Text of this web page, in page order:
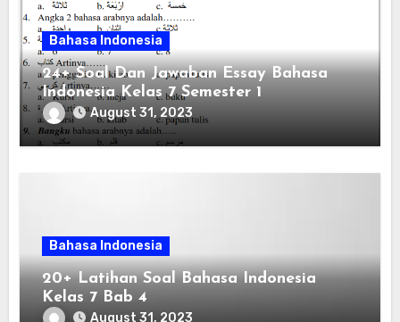
Bahasa Indonesia
24+ Soal Dan Jawaban Essay Bahasa
Indonesia Kelas 7 Semester 1
August 31, 2023
Bahasa Indonesia
20+ Latihan Soal Bahasa Indonesia
Kelas 7 Bab 4
August 31, 2023